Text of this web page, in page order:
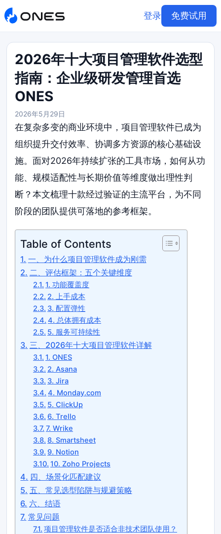
登录 免费试用
2026年十大项目管理软件选型
指南：企业级研发管理首选
ONES
2026年5月29日
在复杂多变的商业环境中，项目管理软件已成为
组织提升交付效率、协调多方资源的核心基础设
施。面对2026年持续扩张的工具市场，如何从功
能、规模适配性与长期价值等维度做出理性判
断？本文梳理十款经过验证的主流平台，为不同
阶段的团队提供可落地的参考框架。
Table of Contents
一、为什么项目管理软件成为刚需
二、评估框架：五个关键维度
1. 功能覆盖度
2. 上手成本
3. 配置弹性
4. 总体拥有成本
5. 服务可持续性
三、2026年十大项目管理软件详解
1. ONES
2. Asana
3. Jira
4. Monday.com
5. ClickUp
6. Trello
7. Wrike
8. Smartsheet
9. Notion
10. Zoho Projects
四、场景化匹配建议
五、常见选型陷阱与规避策略
六、结语
常见问题
项目管理软件是否适合非技术团队使用？